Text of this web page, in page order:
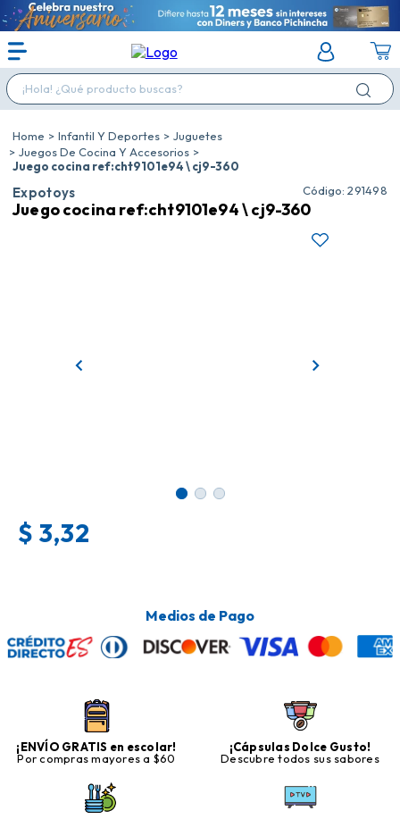
¡Hola! ¿Qué producto buscas?
Infantil Y Deportes
Juguetes
Juegos De Cocina Y Accesorios
Juego cocina ref:cht9101e94 \ cj9-360
Expotoys : 291498
Juego cocina ref:cht9101e94 \ cj9-360
$ 3,32
Medios de Pago
¡ENVÍO GRATIS en escolar!
Por compras mayores a $60
¡Cápsulas Dolce Gusto!
Descubre todos sus sabores